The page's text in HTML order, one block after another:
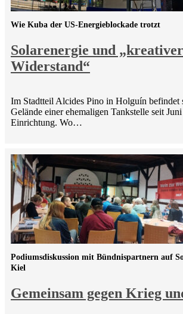
Solarenergie und „kreativer
Widerstand“
Wie Kuba der US-Energieblockade trotzt
Im Stadtteil Alcides Pino in Holguín befindet
Gelände einer ehemaligen Tankstelle seit
Einrichtung. Wo…
Gemeinsam gegen Krieg
Podiumsdiskussion mit Bündnispartnern auf
Kiel